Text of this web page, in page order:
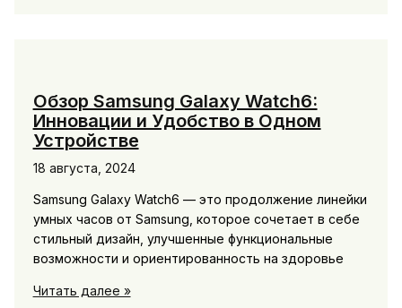
Обзор Samsung Galaxy Watch6:
Инновации и Удобство в Одном
Устройстве
18 августа, 2024
Samsung Galaxy Watch6 — это продолжение линейки
умных часов от Samsung, которое сочетает в себе
стильный дизайн, улучшенные функциональные
возможности и ориентированность на здоровье
Обзор
Читать далее »